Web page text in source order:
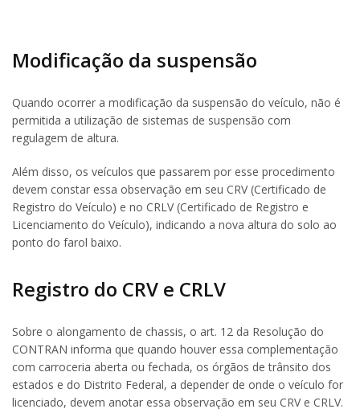
Modificação da suspensão
Quando ocorrer a modificação da suspensão do veículo, não é
permitida a utilização de sistemas de suspensão com
regulagem de altura.
Além disso, os veículos que passarem por esse procedimento
devem constar essa observação em seu CRV (Certificado de
Registro do Veículo) e no CRLV (Certificado de Registro e
Licenciamento do Veículo), indicando a nova altura do solo ao
ponto do farol baixo.
Registro do CRV e CRLV
Sobre o alongamento de chassis, o art. 12 da Resolução do
CONTRAN informa que quando houver essa complementação
com carroceria aberta ou fechada, os órgãos de trânsito dos
estados e do Distrito Federal, a depender de onde o veículo for
licenciado, devem anotar essa observação em seu CRV e CRLV.